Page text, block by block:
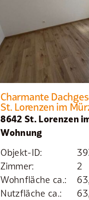
Charmante
St. Lorenzen im
8642 St. Lorenzen
Wohnung
Objekt-ID:
Zimmer:
2
Wohnfläche ca.:
Nutzfläche ca.: